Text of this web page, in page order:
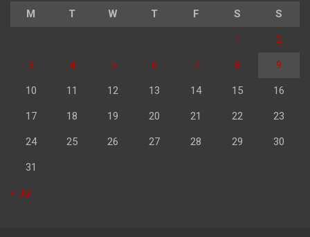
M T W T F S S
1 2
3 4 5 6 7 8 9
10 11 12 13 14 15 16
17 18 19 20 21 22 23
24 25 26 27 28 29 30
31
« Jul